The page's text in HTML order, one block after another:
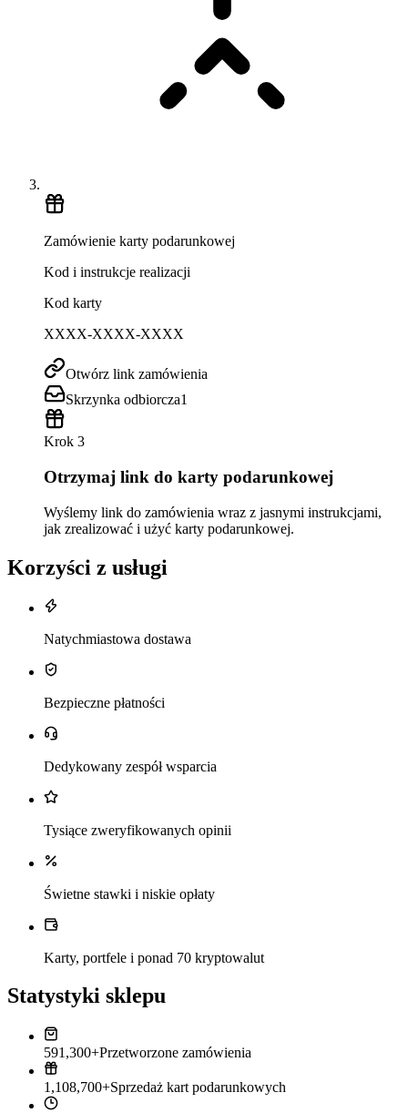
Zamówienie karty podarunkowej
Kod i instrukcje realizacji
Kod karty
XXXX-XXXX-XXXX
Otwórz link zamówienia
Skrzynka odbiorcza1
Krok 3
Otrzymaj link do karty podarunkowej
Wyślemy link do zamówienia wraz z jasnymi instrukcjami,
jak zrealizować i użyć karty podarunkowej.
Korzyści z usługi
Natychmiastowa dostawa
Bezpieczne płatności
Dedykowany zespół wsparcia
Tysiące zweryfikowanych opinii
Świetne stawki i niskie opłaty
Karty, portfele i ponad 70 kryptowalut
Statystyki sklepu
591,300+Przetworzone zamówienia
1,108,700+Sprzedaż kart podarunkowych